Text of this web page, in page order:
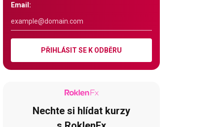
Email:
PŘIHLÁSIT SE K ODBĚRU
Nechte si hlídat kurzy